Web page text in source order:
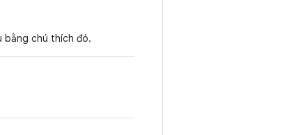
bằng chú thích đó.